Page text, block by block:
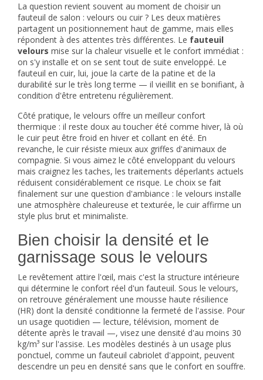
La question revient souvent au moment de choisir un
fauteuil de salon : velours ou cuir ? Les deux matières
partagent un positionnement haut de gamme, mais elles
répondent à des attentes très différentes. Le fauteuil
velours mise sur la chaleur visuelle et le confort immédiat :
on s'y installe et on se sent tout de suite enveloppé. Le
fauteuil en cuir, lui, joue la carte de la patine et de la
durabilité sur le très long terme — il vieillit en se bonifiant, à
condition d'être entretenu régulièrement.
Côté pratique, le velours offre un meilleur confort
thermique : il reste doux au toucher été comme hiver, là où
le cuir peut être froid en hiver et collant en été. En
revanche, le cuir résiste mieux aux griffes d'animaux de
compagnie. Si vous aimez le côté enveloppant du velours
mais craignez les taches, les traitements déperlants actuels
réduisent considérablement ce risque. Le choix se fait
finalement sur une question d'ambiance : le velours installe
une atmosphère chaleureuse et texturée, le cuir affirme un
style plus brut et minimaliste.
Bien choisir la densité et le
garnissage sous le velours
Le revêtement attire l'œil, mais c'est la structure intérieure
qui détermine le confort réel d'un fauteuil. Sous le velours,
on retrouve généralement une mousse haute résilience
(HR) dont la densité conditionne la fermeté de l'assise. Pour
un usage quotidien — lecture, télévision, moment de
détente après le travail —, visez une densité d'au moins 30
kg/m³ sur l'assise. Les modèles destinés à un usage plus
ponctuel, comme un fauteuil cabriolet d'appoint, peuvent
descendre un peu en densité sans que le confort en souffre.